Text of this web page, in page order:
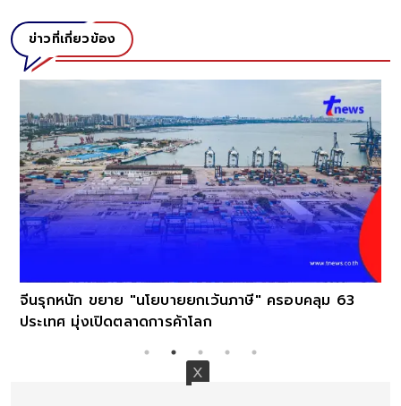
ข่าวที่เกี่ยวข้อง
จีนรุกหนัก ขยาย "นโยบายยกเว้นภาษี" ครอบคลุม 63
ประเทศ มุ่งเปิดตลาดการค้าโลก